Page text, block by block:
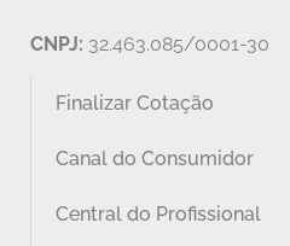
CNPJ: 32.463.085/0001-30
Finalizar Cotação
Canal do Consumidor
Central do Profissional